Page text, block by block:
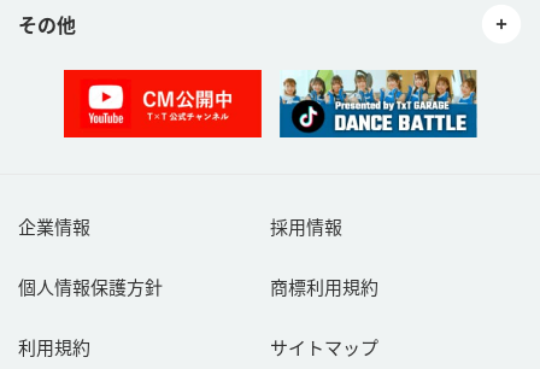
その他
企業情報 採用情報
個人情報保護方針 商標利用規約
利用規約 サイトマップ